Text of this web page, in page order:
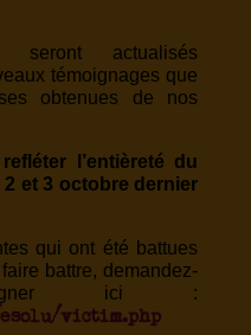
seront actualisés
témoignages que
obtenues de nos
l’entièreté du
2 et 3 octobre dernier
qui ont été battues
battre, demandez-
ici :
victim.php